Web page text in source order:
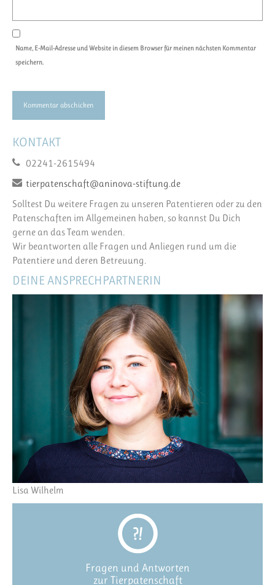
Name, E-Mail-Adresse und Website in diesem Browser für meinen nächsten Kommentar
speichern.
KONTAKT
02241-2615494
tierpatenschaft@aninova-stiftung.de
Solltest Du weitere Fragen zu unseren Patentieren oder zu den
Patenschaften im Allgemeinen haben, so kannst Du Dich
gerne an das Team wenden.
Wir beantworten alle Fragen und Anliegen rund um die
Patentiere und deren Betreuung.
DEINE ANSPRECHPARTNERIN
Lisa Wilhelm
Fragen und Antworten
zur Tierpatenschaft